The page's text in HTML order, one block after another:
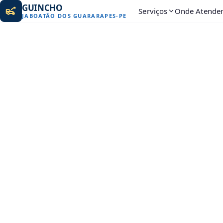
GUINCHO
JABOATÃO DOS GUARARAPES- PE Serviços Onde